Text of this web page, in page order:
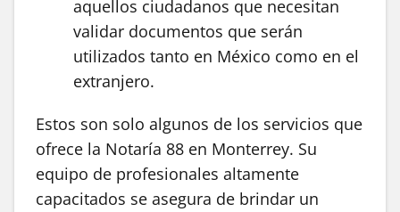
aquellos ciudadanos que necesitan
validar documentos que serán
utilizados tanto en México como en el
extranjero.
Estos son solo algunos de los servicios que
ofrece la Notaría 88 en Monterrey. Su
equipo de profesionales altamente
capacitados se asegura de brindar un